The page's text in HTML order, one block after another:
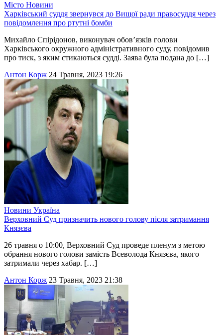
Місто Новини
Харківський суддя звернувся до Вищої ради правосуддя через
повідомлення про ртутні бомби
Михайло Спірідонов, виконувач обов’язків голови
Харківського окружного адміністративного суду, повідомив
про тиск, з яким стикаються судді. Заява була подана до […]
Антон Корж 24 Травня, 2023 19:26
Новини Україна
Верховний Суд призначить нового голову після затримання
Князєва
26 травня о 10:00, Верховний Суд проведе пленум з метою
обрання нового голови замість Всеволода Князєва, якого
затримали через хабар. […]
Антон Корж 23 Травня, 2023 21:38